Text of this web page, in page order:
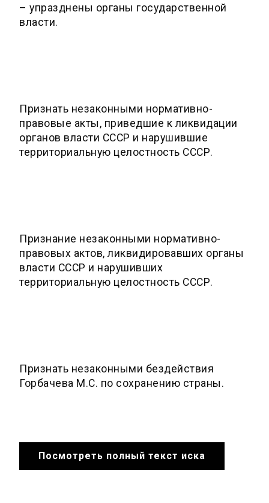
– упразднены органы государственной
власти.
Признать незаконными нормативно-
правовые акты, приведшие к ликвидации
органов власти СССР и нарушившие
территориальную целостность СССР.
Признание незаконными нормативно-
правовых актов, ликвидировавших органы
власти СССР и нарушивших
территориальную целостность СССР.
Признать незаконными бездействия
Горбачева М.С. по сохранению страны.
Посмотреть полный текст иска